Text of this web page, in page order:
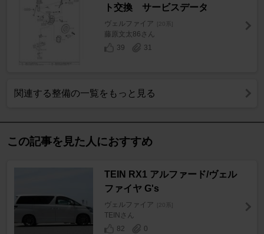
ト交換 サービスデータ
ヴェルファイア [20系]
藤原文太86さん
39
31
関連する整備の一覧をもっと見る
この記事を見た人におすすめ
TEIN RX1 アルファード/ヴェル
ファイヤ G's
ヴェルファイア [20系]
TEINさん
82
0